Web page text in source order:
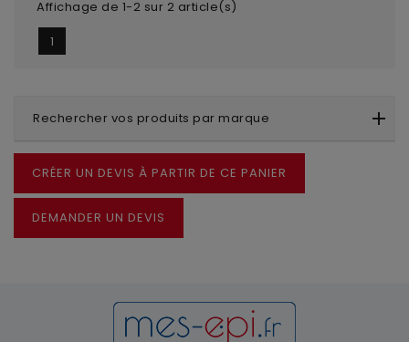
Affichage de 1-2 sur 2 article(s)
1
Rechercher vos produits par marque
CRÉER UN DEVIS À PARTIR DE CE PANIER
DEMANDER UN DEVIS